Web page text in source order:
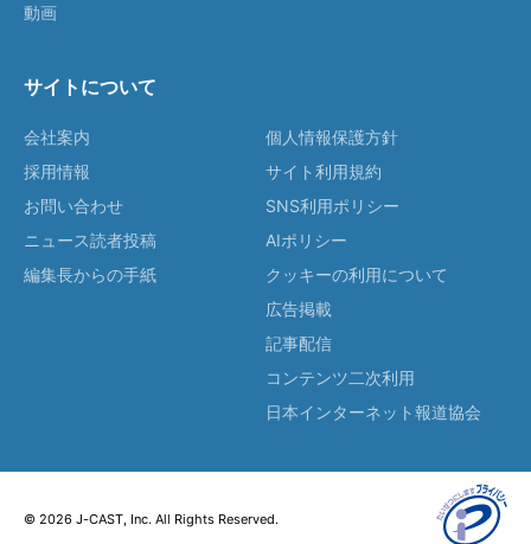
動画
サイトについて
会社案内
採用情報
お問い合わせ
ニュース読者投稿
編集長からの手紙
個人情報保護方針
サイト利用規約
SNS利用ポリシー
AIポリシー
クッキーの利用について
広告掲載
記事配信
コンテンツ二次利用
日本インターネット報道協会
© 2026 J-CAST, Inc. All Rights Reserved.